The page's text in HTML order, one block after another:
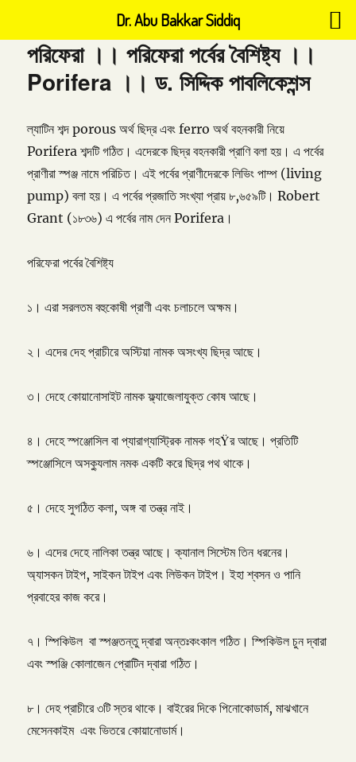
পরিফেরা ।। পরিফেরা পর্বের বৈশিষ্ট্য ।।
Porifera ।। ড. সিদ্দিক পাবলিকেশন্স
ল্যাটিন শব্দ porous অর্থ ছিদ্র এবং ferro অর্থ বহনকারী নিয়ে
Porifera শব্দটি গঠিত। এদেরকে ছিদ্র বহনকারী প্রাণি বলা হয়। এ পর্বের
প্রাণীরা স্পঞ্জ নামে পরিচিত। এই পর্বের প্রাণীদেরকে লিভিং পাম্প (living
pump) বলা হয়। এ পর্বের প্রজাতি সংখ্যা প্রায় ৮,৬৫৯টি। Robert
Grant (১৮৩৬) এ পর্বের নাম দেন Porifera।
পরিফেরা পর্বের বৈশিষ্ট্য
১। এরা সরলতম বহুকোষী প্রাণী এবং চলাচলে অক্ষম।
২। এদের দেহ প্রাচীরে অস্টিয়া নামক অসংখ্য ছিদ্র আছে।
৩। দেহে কোয়ানোসাইট নামক ফ্ল্যাজেলাযুক্ত কোষ আছে।
৪। দেহে স্পঞ্জোসিল বা প্যারাগ্যাস্ট্রিক নামক গহŸর আছে। প্রতিটি
স্পঞ্জোসিলে অসক্যুলাম নমক একটি করে ছিদ্র পথ থাকে।
৫। দেহে সুগঠিত কলা, অঙ্গ বা তন্ত্র নাই।
৬। এদের দেহে নালিকা তন্ত্র আছে। ক্যানাল সিস্টেম তিন ধরনের।
অ্যাসকন টাইপ, সাইকন টাইপ এবং লিউকন টাইপ। ইহা শ্বসন ও পানি
প্রবাহের কাজ করে।
৭। স্পিকিউল বা স্পঞ্জতন্তু দ্বারা অন্তঃকংকাল গঠিত। স্পিকিউল চুন দ্বারা
এবং স্পঞ্জি কোলাজেন প্রোটিন দ্বারা গঠিত।
৮। দেহ প্রাচীরে ৩টি স্তর থাকে। বাইরের দিকে পিনোকোডার্ম, মাঝখানে
মেসেনকাইম এবং ভিতরে কোয়ানোডার্ম।
Dr. Abu Bakkar Siddiq